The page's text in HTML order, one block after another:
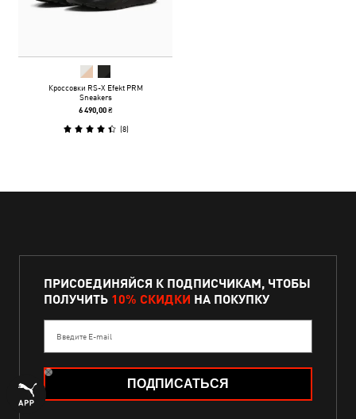
Кроссовки RS-X Efekt PRM
Sneakers
6 490,00 ₴
(8)
ПРИСОЕДИНЯЙСЯ К ПОДПИСЧИКАМ, ЧТОБЫ
ПОЛУЧИТЬ 10% СКИДКИ НА ПОКУПКУ
Введите E-mail
ПОДПИСАТЬСЯ